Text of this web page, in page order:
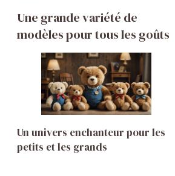
Une grande variété de
modèles pour tous les goûts
Un univers enchanteur pour les
petits et les grands